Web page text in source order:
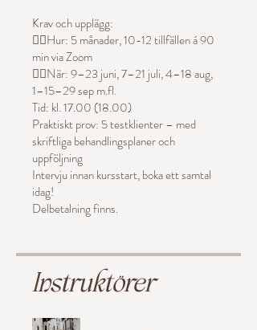
Krav och upplägg:
👉🏼Hur: 5 månader, 10-12 tillfällen á 90
min via Zoom
👉🏼När: 9–23 juni, 7–21 juli, 4–18 aug,
1–15–29 sep m.fl.
Tid: kl. 17.00 (18.00)
Praktiskt prov: 5 testklienter – med
skriftliga behandlingsplaner och
uppföljning
Intervju innan kursstart, boka ett samtal
idag!
Instruktörer